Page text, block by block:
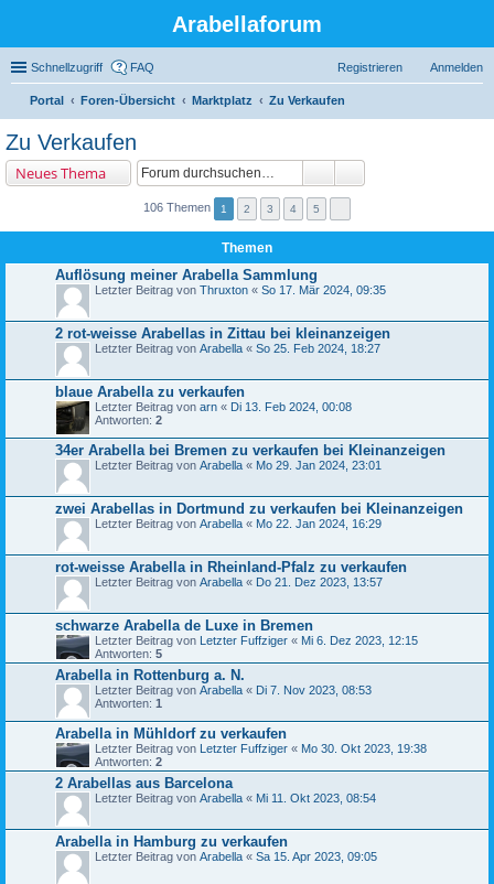
Arabellaforum
Schnellzugriff FAQ Anmelden
Registrieren
Portal Foren-Übersicht Marktplatz
Zu Verkaufen
Zu Verkaufen
Neues Thema
106 Themen 1 2 3 4 5
Themen
Auflösung meiner Arabella Sammlung
Letzter Beitrag von Thruxton « So 17. Mär 2024, 09:35
2 rot-weisse Arabellas in Zittau bei kleinanzeigen
Letzter Beitrag von Arabella « So 25. Feb 2024, 18:27
blaue Arabella zu verkaufen
Letzter Beitrag von arn « Di 13. Feb 2024, 00:08
Antworten: 2
34er Arabella bei Bremen zu verkaufen bei Kleinanzeigen
Letzter Beitrag von Arabella « Mo 29. Jan 2024, 23:01
zwei Arabellas in Dortmund zu verkaufen bei Kleinanzeigen
Letzter Beitrag von Arabella « Mo 22. Jan 2024, 16:29
rot-weisse Arabella in Rheinland-Pfalz zu verkaufen
Letzter Beitrag von Arabella « Do 21. Dez 2023, 13:57
schwarze Arabella de Luxe in Bremen
Letzter Beitrag von Letzter Fuffziger « Mi 6. Dez 2023, 12:15
Antworten: 5
Arabella in Rottenburg a. N.
Letzter Beitrag von Arabella « Di 7. Nov 2023, 08:53
Antworten: 1
Arabella in Mühldorf zu verkaufen
Letzter Beitrag von Letzter Fuffziger « Mo 30. Okt 2023, 19:38
Antworten: 2
2 Arabellas aus Barcelona
Letzter Beitrag von Arabella « Mi 11. Okt 2023, 08:54
Arabella in Hamburg zu verkaufen
Letzter Beitrag von Arabella « Sa 15. Apr 2023, 09:05